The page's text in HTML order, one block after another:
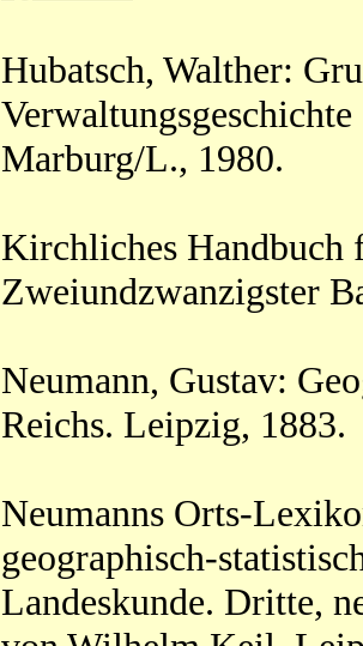
Hubatsch, Walther:
Marburg/L., 1980.
Kirchliches Handbuch
Zweiundzwanzigster
Neumann, Gustav:
Reichs. Leipzig, 1883.
Neumanns Orts-
geographisch-
Landeskunde. Dritte,